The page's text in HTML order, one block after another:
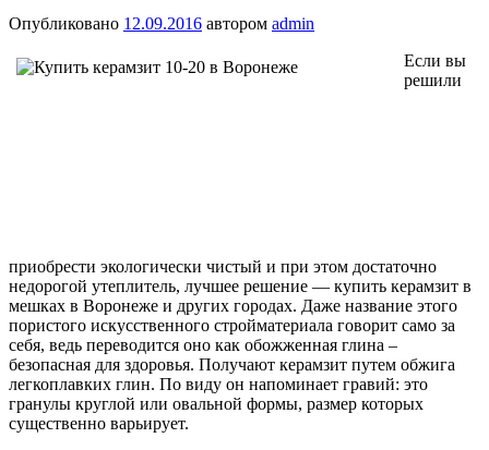
Опубликовано 12.09.2016 автором admin
Если вы
решили
приобрести экологически чистый и при этом достаточно
недорогой утеплитель, лучшее решение — купить керамзит в
мешках в Воронеже и других городах. Даже название этого
пористого искусственного стройматериала говорит само за
себя, ведь переводится оно как обожженная глина –
безопасная для здоровья. Получают керамзит путем обжига
легкоплавких глин. По виду он напоминает гравий: это
гранулы круглой или овальной формы, размер которых
существенно варьирует.